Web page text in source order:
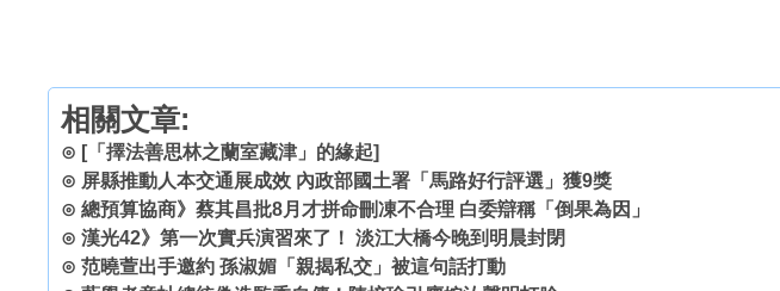
相關文章:
⊙ [「擇法善思林之蘭室藏津」的緣起]
⊙ 屏縣推動人本交通展成效 內政部國土署「馬路好行評選」獲9獎
⊙ 總預算協商》蔡其昌批8月才拼命刪凍不合理 白委辯稱「倒果為因」
⊙ 漢光42》第一次實兵演習來了！ 淡江大橋今晚到明晨封閉
⊙ 范曉萱出手邀約 孫淑媚「親揭私交」被這句話打動